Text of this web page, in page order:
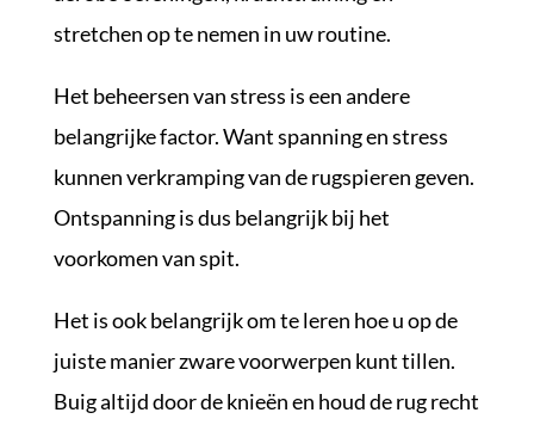
stretchen op te nemen in uw routine.
Het beheersen van stress is een andere
belangrijke factor. Want spanning en stress
kunnen verkramping van de rugspieren geven.
Ontspanning is dus belangrijk bij het
voorkomen van spit.
Het is ook belangrijk om te leren hoe u op de
juiste manier zware voorwerpen kunt tillen.
Buig altijd door de knieën en houd de rug recht